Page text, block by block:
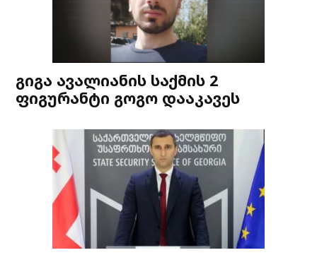
გიგა ავალიანის საქმის 2
ფიგურანტი გოგო დააკავეს